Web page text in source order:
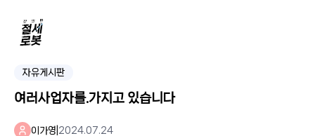
자유게시판
여러사업자를.가지고 있습니다
이가영 2024.07.24